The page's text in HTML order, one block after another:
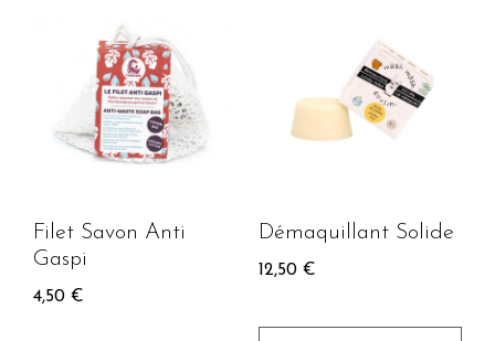
Filet Savon Anti
Gaspi
4,50 €
Démaquillant Solide
12,50 €